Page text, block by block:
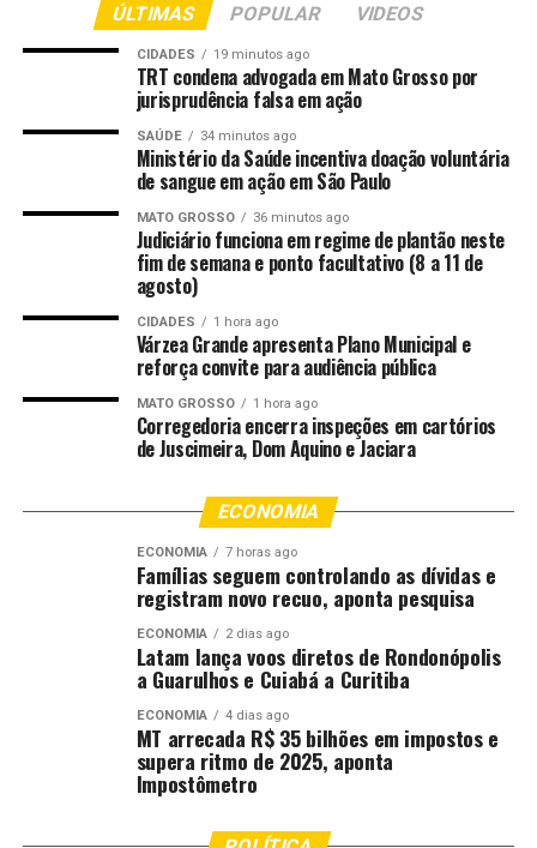
A condução dos eixos conta com a atuação
de magistrados com experiência nas
respectivas áreas: desembargadores
Rodrigo Roberto Curvo (Meio Ambiente), Lídio Modesto
da Silva Filho (Tecnologia), Gabriela Knaul Albuquerque
(Comunicação), e os juízes Gonçalo Antunes de Barros
Neto (Deontologia) e Jorge Iafelice dos Santos
Produtividade em Números
O impacto prático dessa direção se reflete nos
expressivos indicadores de produtividade pedagógica
alcançados pela Escola, que combinam alta carga
horária e rigor acadêmico. Foram 99 atividades
pedagógicas realizadas, totalizando 3.770 horas de
Enfam (19,19%) e 80 de extensão (80,81%) ampliaram o
alcance da capacitação.
Da estratégia à prática: Inteligência Artificial e
Sustentabilidade
A aplicação prática dos eixos estratégicos
pode ser observada na diversificação da
oferta formativa. Na área tecnológica,
destacou-se o curso “InovaGPT: Transformando a
Gestão Judicial com IA”, com quatro turmas realizadas,
eficiente da Inteligência Artificial.
ÚLTIMAS POPULAR VIDEOS
CIDADES 19 minutos ago
TRT condena advogada em Mato Grosso por
jurisprudência falsa em ação
SAÚDE 34 minutos ago
Ministério da Saúde incentiva doação voluntária
de sangue em ação em São Paulo
MATO GROSSO 36 minutos ago
Judiciário funciona em regime de plantão neste
fim de semana e ponto facultativo (8 a 11 de
agosto)
CIDADES 1 hora ago
Várzea Grande apresenta Plano Municipal e
reforça convite para audiência pública
MATO GROSSO 1 hora ago
Corregedoria encerra inspeções em cartórios
de Juscimeira, Dom Aquino e Jaciara
ECONOMIA
ECONOMIA 7 horas ago
Famílias seguem controlando as dívidas e
registram novo recuo, aponta pesquisa
ECONOMIA 2 dias ago
Latam lança voos diretos de Rondonópolis
a Guarulhos e Cuiabá a Curitiba
ECONOMIA 4 dias ago
MT arrecada R$ 35 bilhões em impostos e
supera ritmo de 2025, aponta
Impostômetro